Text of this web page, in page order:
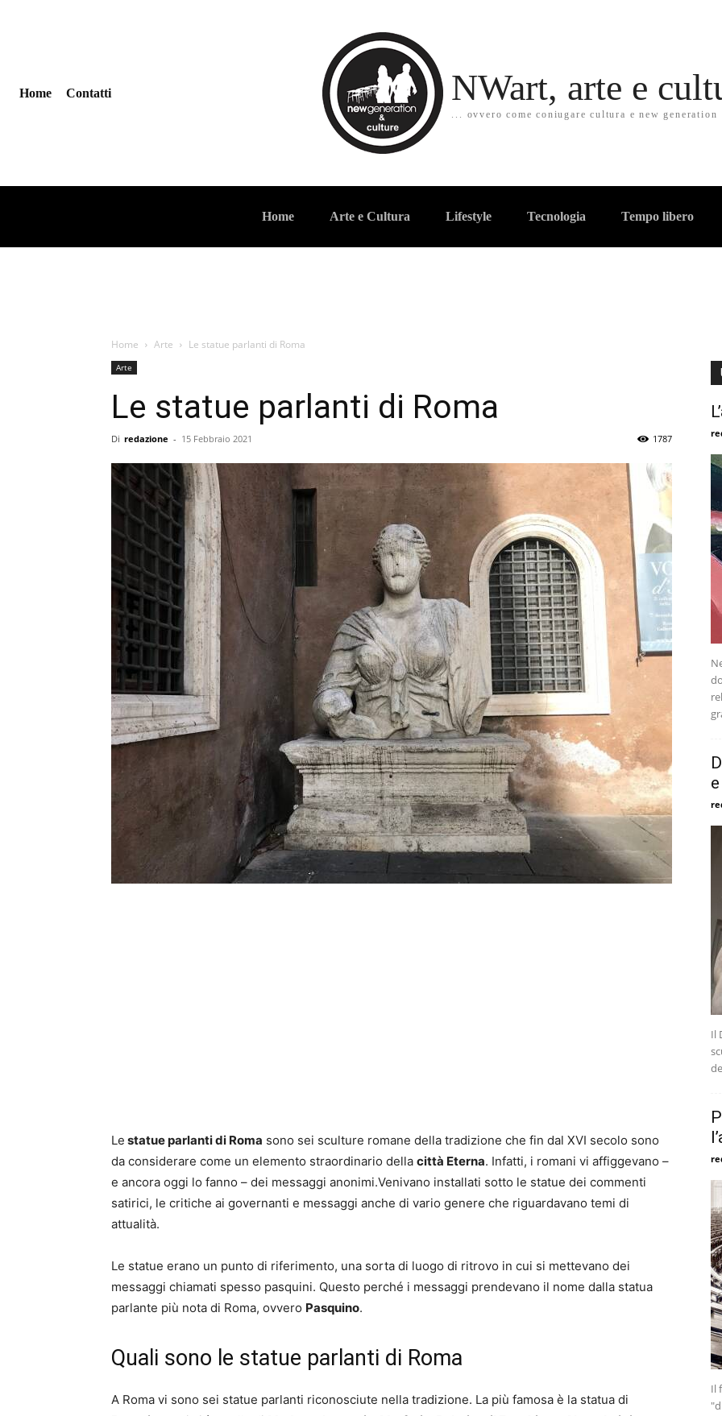
Home Contatti NWart, arte e
... ovvero come coniugare cultura e new generation
Home Arte e Cultura Lifestyle Tecnologia Tempo libero
Home Arte Le statue parlanti di Roma
Arte
Le statue parlanti di Roma
Di redazione - 15 Febbraio 2021 1787
Le statue parlanti di Roma sono sei sculture romane della tradizione che fin dal XVI secolo sono
da considerare come un elemento straordinario della città Eterna. Infatti, i romani vi affiggevano –
e ancora oggi lo fanno – dei messaggi anonimi.Venivano installati sotto le statue dei commenti
satirici, le critiche ai governanti e messaggi anche di vario genere che riguardavano temi di
attualità.
Le statue erano un punto di riferimento, una sorta di luogo di ritrovo in cui si mettevano dei
messaggi chiamati spesso pasquini. Questo perché i messaggi prendevano il nome dalla statua
parlante più nota di Roma, ovvero Pasquino.
Quali sono le statue parlanti di Roma
A Roma vi sono sei statue parlanti riconosciute nella tradizione. La più famosa è la statua di
Il
Il